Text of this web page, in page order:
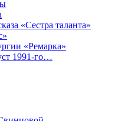
«Сестра таланта»
«Ремарка»
1991-го…